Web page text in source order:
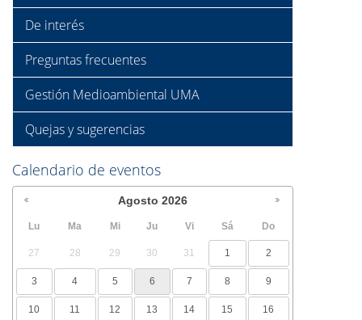
De interés
Preguntas frecuentes
Gestión Medioambiental UMA
Quejas y sugerencias
Calendario de eventos
Agosto 2026
Lu Ma Mi Ju Vi Sá Do
27 28 29 30 31 1 2
3 4 5 6 7 8 9
10 11 12 13 14 15 16